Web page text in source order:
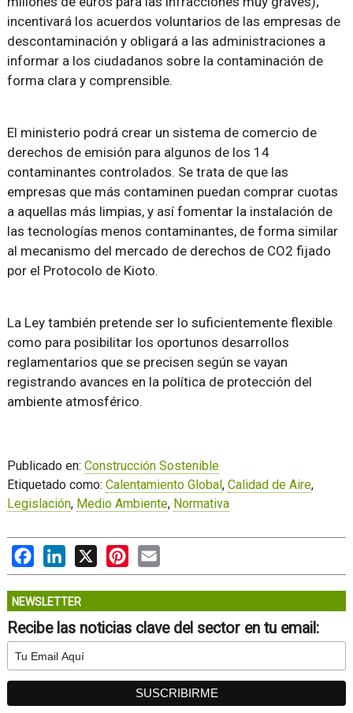
incentivará los acuerdos voluntarios de las empresas de
descontaminación y obligará a las administraciones a
informar a los ciudadanos sobre la contaminación de
forma clara y comprensible.
El ministerio podrá crear un sistema de comercio de
derechos de emisión para algunos de los 14
contaminantes controlados. Se trata de que las
empresas que más contaminen puedan comprar cuotas
a aquellas más limpias, y así fomentar la instalación de
las tecnologías menos contaminantes, de forma similar
al mecanismo del mercado de derechos de CO2 fijado
por el Protocolo de Kioto.
La Ley también pretende ser lo suficientemente flexible
como para posibilitar los oportunos desarrollos
reglamentarios que se precisen según se vayan
registrando avances en la política de protección del
ambiente atmosférico.
Publicado en: Construcción Sostenible
Etiquetado como: Calentamiento Global, Calidad de Aire,
Legislación, Medio Ambiente, Normativa
FacebookLinkedIn
X PinterestEmail
NEWSLETTER
Recibe las noticias clave del sector en tu email: